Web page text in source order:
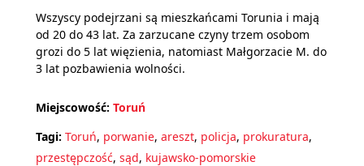
Wszyscy podejrzani są mieszkańcami Torunia i mają
od 20 do 43 lat. Za zarzucane czyny trzem osobom
grozi do 5 lat więzienia, natomiast Małgorzacie M. do
3 lat pozbawienia wolności.
Miejscowość: Toruń
Tagi: Toruń, porwanie, areszt, policja, prokuratura,
przestępczość, sąd, kujawsko-pomorskie